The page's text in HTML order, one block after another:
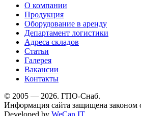
О компании
Продукция
Оборудование в аренду
Департамент логистики
Адреса складов
Статьи
Галерея
Вакансии
Контакты
© 2005 — 2026. ГПО-Снаб.
Информация сайта защищена законом
Developed by WeCan IT